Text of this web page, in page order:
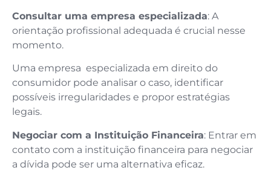
Consultar uma empresa especializada: A
orientação profissional adequada é crucial nesse
momento.
Uma empresa especializada em direito do
consumidor pode analisar o caso, identificar
possíveis irregularidades e propor estratégias
legais.
Negociar com a Instituição Financeira: Entrar em
contato com a instituição financeira para negociar
a dívida pode ser uma alternativa eficaz.